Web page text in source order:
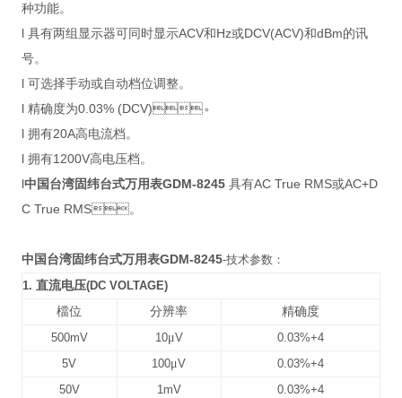
种功能。
l 具有两组显示器可同时显示ACV和Hz或DCV(ACV)和dBm的讯
号。
l 可选择手动或自动档位调整。
l 精确度为0.03% (DCV)。
l 拥有20A高电流档。
l 拥有1200V高电压档。
l中国台湾固纬台式万用表GDM-8245具有AC True RMS或AC+D
C True RMS。
中国台湾固纬台式万用表GDM-8245-技术参数：
1. 直流电压(DC VOLTAGE)
檔位
分辨率
精确度
500mV
10μV
0.03%+4
5V
100μV
0.03%+4
50V
1mV 0.03%+4